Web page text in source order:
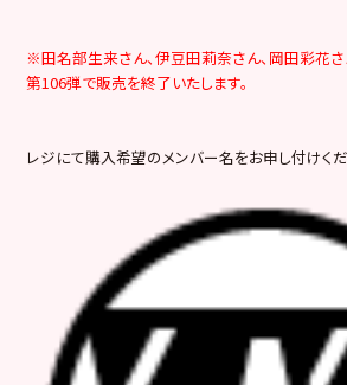
※田名部生来さん、伊豆田莉奈さん、岡田彩花
第106弾で販売を終了いたします。
レジにて購入希望のメンバー名をお申し付けく